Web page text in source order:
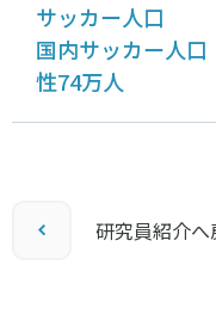
サッカー人口
国内サッカー人
性74万人
研究員紹介へ